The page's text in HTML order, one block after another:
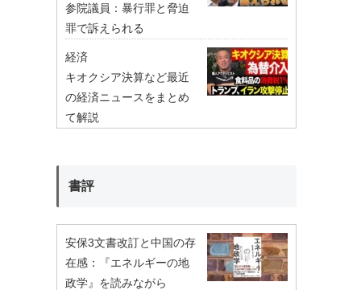
参院議員：暴行罪と脅迫
罪で訴えられる
経済
キオクシア決算など最近
の経済ニュースをまとめ
て解説
書評
安保3文書改訂と中国の存
在感：『エネルギーの地
政学』を読みながら